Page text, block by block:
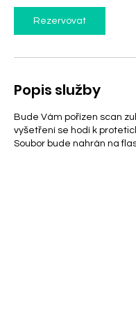
i
n
Rezervovat
Popis služby
Bude Vám pořízen scan
vyšetření se hodí k
Soubor bude nahrán na